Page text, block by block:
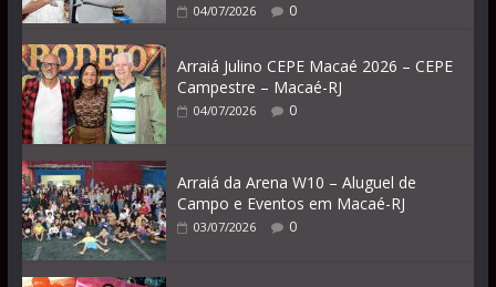
04/07/2026 0
Arraiá Julino CEPE Macaé 2026 – CEPE
Campestre – Macaé-RJ
04/07/2026 0
Arraiá da Arena W10 – Aluguel de
Campo e Eventos em Macaé-RJ
03/07/2026 0